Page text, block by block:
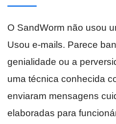
O SandWorm não usou
Usou e-mails. Parece
genialidade ou a
uma técnica conhecida
enviaram mensagens
elaboradas para